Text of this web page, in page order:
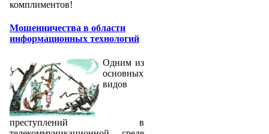
комплиментов!
Мошенничества в области
информационных технологий
Одним из
основных
видов
преступлений в